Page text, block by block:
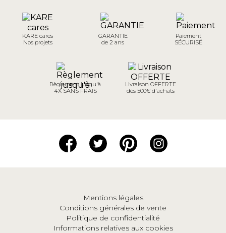
KARE cares
Nos projets
GARANTIE
de 2 ans
Paiement
SÉCURISÉ
Règlement jusqu'à
4X SANS FRAIS
Livraison OFFERTE
dès 500€ d'achats
Mentions légales
Conditions générales de vente
Politique de confidentialité
Informations relatives aux cookies